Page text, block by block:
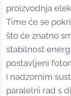
proizvodnja
Time će se
što će znatno
stabilnost
postavljeni
i nadzornim
paralelni rad s